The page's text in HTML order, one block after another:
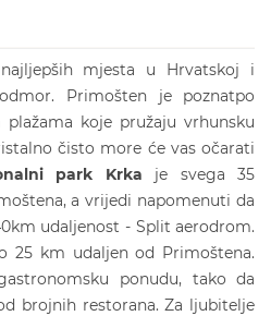
mjesta u Hrvatskoj i
Primošten je poznatpo
koje pružaju vrhunsku
čisto more će vas očarati
park Krka je svega 35
a vrijedi napomenuti da
udaljenost - Split aerodrom.
25 km udaljen od Primoštena.
ponudu, tako da
brojnih restorana. Za ljubitelje